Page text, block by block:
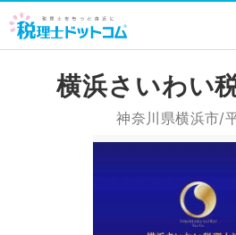
横浜さいわい
神奈川県横浜市/